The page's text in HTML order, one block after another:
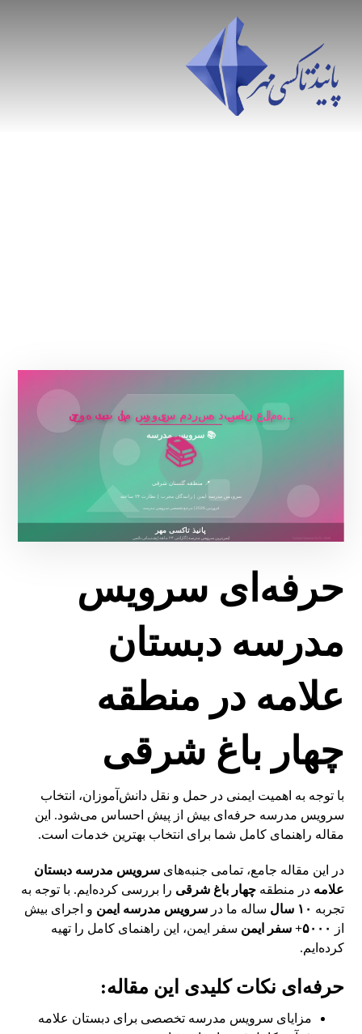
حرفه‌ای سرویس
مدرسه دبستان
علامه در منطقه
چهار باغ شرقی
با توجه به اهمیت ایمنی در حمل و نقل دانش‌آموزان، انتخاب
سرویس مدرسه حرفه‌ای بیش از پیش احساس می‌شود. این
مقاله راهنمای کامل شما برای انتخاب بهترین خدمات است.
در این مقاله جامع، تمامی جنبه‌هایسرویس مدرسه دبستان
علامه در منطقهچهار باغ شرقی را بررسی کرده‌ایم. با توجه به
تجربه ۱۰ سال ساله ما درسرویس مدرسه ایمن و اجرای بیش
از
۵۰۰۰+ سفر ایمن
سفر ایمن، این راهنمای کامل را تهیه
کرده‌ایم.
حرفه‌ای نکات کلیدی این مقاله:
مزایای سرویس مدرسه تخصصی برای دبستان علامه